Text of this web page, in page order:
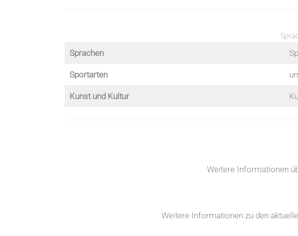
Sprachen
Sportarten
Kunst und Kultur
Weitere Informationen
Weitere Informationen zu den